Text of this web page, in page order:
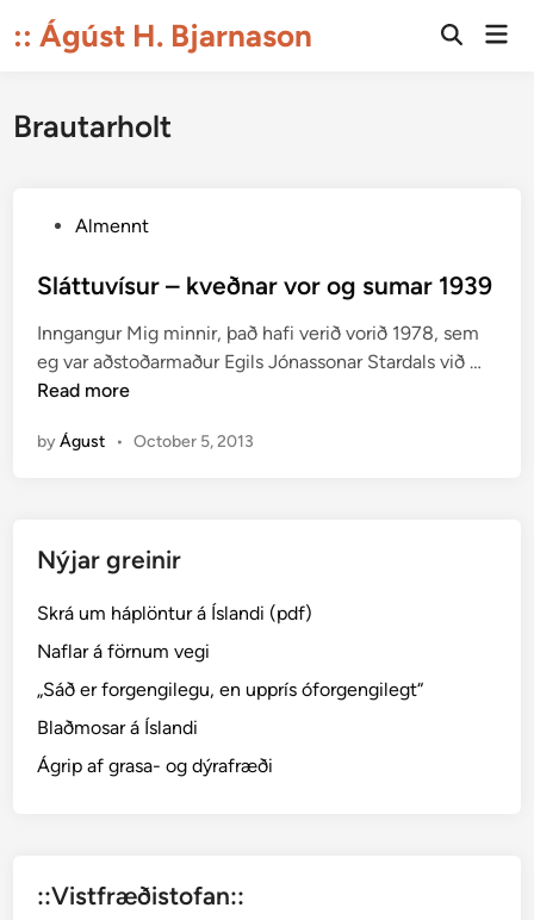
to:: Ágúst H. Bjarnason
Open
Brautarholt
s
e
d
i
Almennt
Sláttuvísur – kveðnar vor og sumar 1939
Inngangur Mig minnir, það hafi verið vorið 1978, sem
eg var aðstoðarmaður Egils Jónassonar Stardals við …
Read more
byÁgust • October 5, 2013
Nýjar greinir
Skrá um háplöntur á Íslandi (pdf)
Naflar á förnum vegi
„Sáð er forgengilegu, en upprís óforgengilegt“
Blaðmosar á Íslandi
Ágrip af grasa- og dýrafræði
::Vistfræðistofan::